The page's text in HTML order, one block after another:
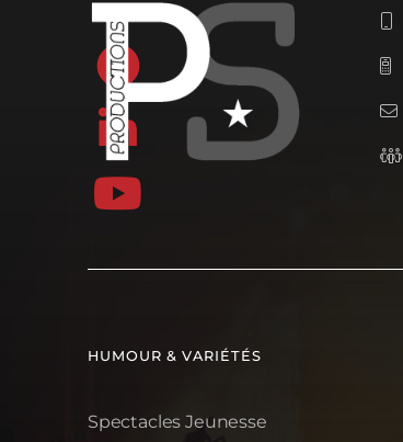






HUMOUR & VARIÉTÉS
Spectacles Jeunesse